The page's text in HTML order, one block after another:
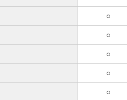
○
○
○
○
○